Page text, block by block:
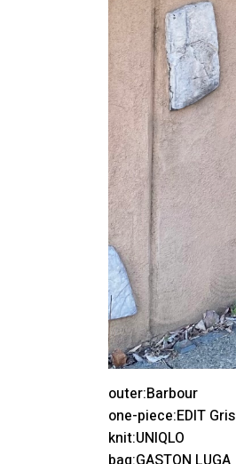
outer:Barbour
one-piece:EDIT Gris
knit:UNIQLO